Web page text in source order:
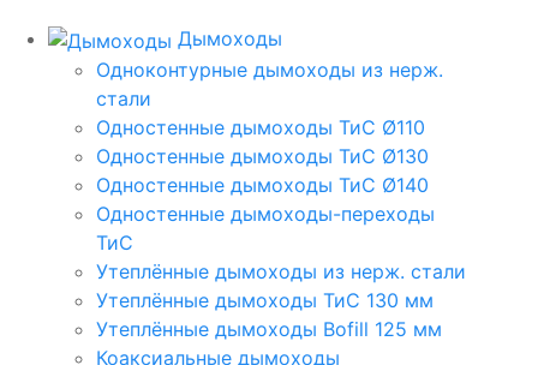
Дымоходы
Одноконтурные дымоходы из нерж.
стали
Одностенные дымоходы ТиС Ø110
Одностенные дымоходы ТиС Ø130
Одностенные дымоходы ТиС Ø140
Одностенные дымоходы-переходы
ТиС
Утеплённые дымоходы из нерж. стали
Утеплённые дымоходы ТиС 130 мм
Утеплённые дымоходы Bofill 125 мм
Коаксиальные дымоходы